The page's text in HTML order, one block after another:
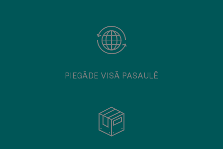
PIEGĀDE VISĀ PASAULĒ